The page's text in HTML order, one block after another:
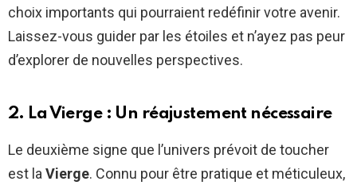
choix importants qui pourraient redéfinir votre avenir.
Laissez-vous guider par les étoiles et n’ayez pas peur
d’explorer de nouvelles perspectives.
2. La Vierge : Un réajustement nécessaire
Le deuxième signe que l’univers prévoit de toucher
est la Vierge. Connu pour être pratique et méticuleux,